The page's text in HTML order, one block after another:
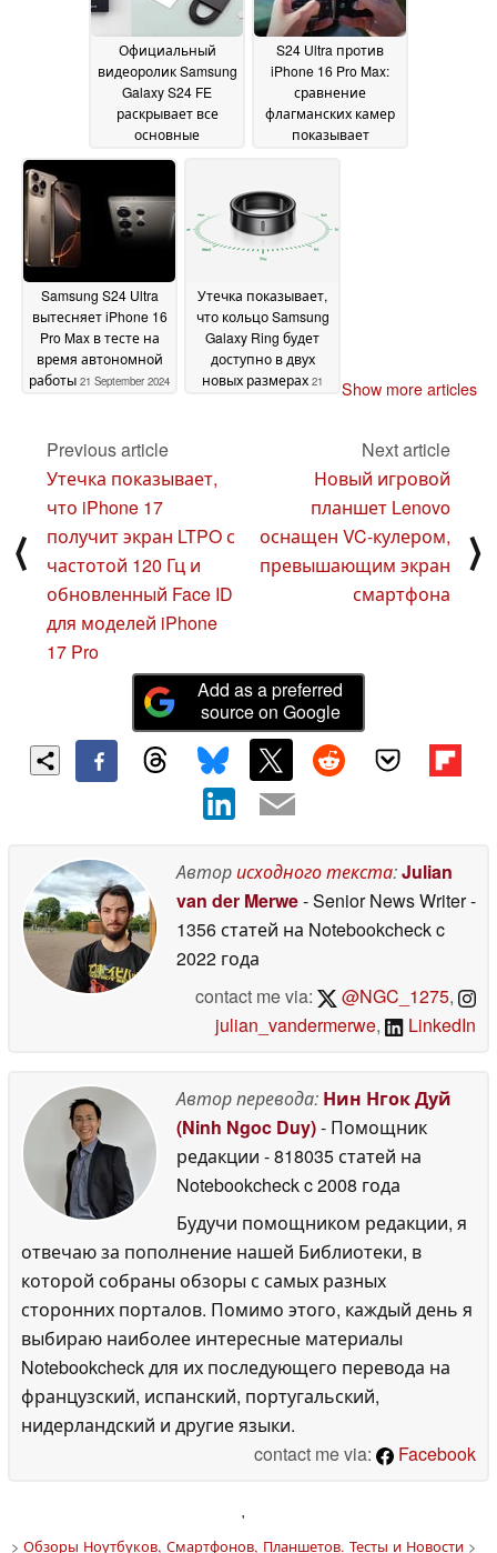
Официальный
видеоролик Samsung
Galaxy S24 FE
раскрывает все
основные
S24 Ultra против
iPhone 16 Pro Max:
сравнение
флагманских камер
показывает
September 2024
Samsung S24 Ultra
вытесняет iPhone 16
Pro Max в тесте на
время автономной
работы 21 September 2024
Утечка показывает,
что кольцо Samsung
Galaxy Ring будет
доступно в двух
новых размерах 21
Show more articles
⟨
Previous article
Утечка показывает,
что iPhone 17
получит экран LTPO с
частотой 120 Гц и
обновленный Face ID
для моделей iPhone
17 Pro
Next article
Новый игровой
планшет Lenovo
оснащен VC-кулером,
превышающим экран
смартфона
⟩
Add as a preferred
source on Google
Авторисходного текста:Julian
van der Merwe- Senior News Writer-
1356 статей на Notebookcheckc
2022 года
contact me via:
@NGC_1275,
julian_vandermerwe, LinkedIn
Автор перевода: Нин Нгок Дуй
(Ninh Ngoc Duy)- Помощник
редакции - 818035 статей на
Notebookcheckc 2008 года
Будучи помощником редакции, я
отвечаю за пополнение нашей Библиотеки, в
которой собраны обзоры с самых разных
сторонних порталов. Помимо этого, каждый день я
выбираю наиболее интересные материалы
Notebookcheck для их последующего перевода на
французский, испанский, португальский,
нидерландский и другие языки.
contact me via:
Facebook
'
> Обзоры Ноутбуков, Смартфонов, Планшетов. Тесты и Новости>